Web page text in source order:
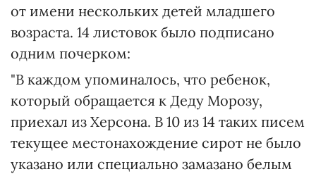
от имени нескольких детей младшего
возраста. 14 листовок было подписано
одним почерком:
"В каждом упоминалось, что ребенок,
который обращается к Деду Морозу,
приехал из Херсона. В 10 из 14 таких писем
текущее местонахождение сирот не было
указано или специально замазано белым